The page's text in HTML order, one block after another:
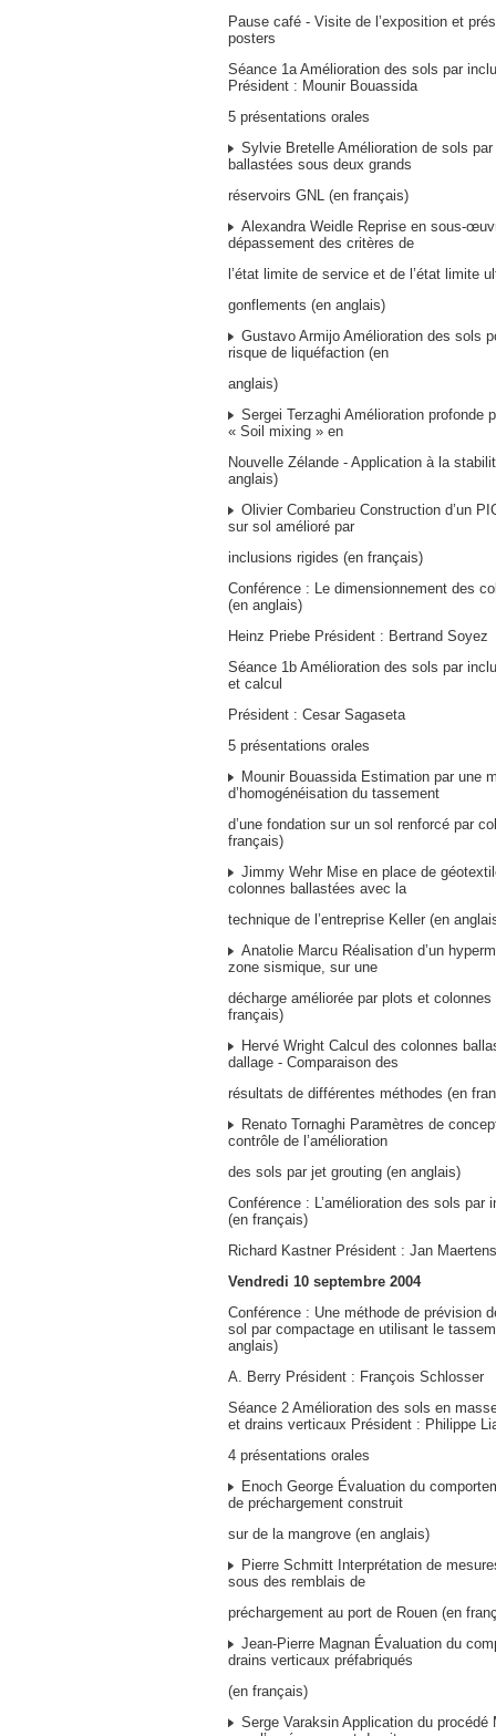
Pause café - Visite de l’exposition et
posters
Séance 1a Amélioration des sols par
Président : Mounir Bouassida
5 présentations orales
Sylvie Bretelle Amélioration de sols
ballastées sous deux grands
réservoirs GNL (en français)
Alexandra Weidle Reprise en sous-
dépassement des critères de
l’état limite de service et de l’état limite
gonflements (en anglais)
Gustavo Armijo Amélioration des sols
risque de liquéfaction (en
anglais)
Sergei Terzaghi Amélioration profonde
« Soil mixing » en
Nouvelle Zélande - Application à la
anglais)
Olivier Combarieu Construction d’un
sur sol amélioré par
inclusions rigides (en français)
Conférence : Le dimensionnement des
(en anglais)
Heinz Priebe Président : Bertrand Soyez
Séance 1b Amélioration des sols par
et calcul
Président : Cesar Sagaseta
5 présentations orales
Mounir Bouassida Estimation par une
d’homogénéisation du tassement
d’une fondation sur un sol renforcé par
français)
Jimmy Wehr Mise en place de
colonnes ballastées avec la
technique de l’entreprise Keller (en
Anatolie Marcu Réalisation d’un
zone sismique, sur une
décharge améliorée par plots et
français)
Hervé Wright Calcul des colonnes
dallage - Comparaison des
résultats de différentes méthodes (en
Renato Tornaghi Paramètres de
contrôle de l’amélioration
des sols par jet grouting (en anglais)
Conférence : L’amélioration des sols par
(en français)
Richard Kastner Président : Jan Maertens
Vendredi 10 septembre 2004
Conférence : Une méthode de prévision
sol par compactage en utilisant le
anglais)
A. Berry Président : François Schlosser
Séance 2 Amélioration des sols en
et drains verticaux Président : Philippe
4 présentations orales
Enoch George Évaluation du
de préchargement construit
sur de la mangrove (en anglais)
Pierre Schmitt Interprétation de
sous des remblais de
préchargement au port de Rouen (en
Jean-Pierre Magnan Évaluation du
drains verticaux préfabriqués
(en français)
Serge Varaksin Application du procédé